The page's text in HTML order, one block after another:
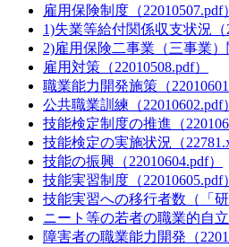
雇用保険制度（22010507.pdf）
1)失業等給付関係収支状況（
2)雇用保険二事業（三事業
雇用対策（22010508.pdf）
職業能力開発施策（
公共職業訓練（22010602.pdf）
技能検定制度の推進（
技能検定の実施状況（
技能の振興（22010604.pdf）
技能実習制度（22010605.pdf）
技能実習への移行者数（「
ニート等の若者の職業的自立
障害者の職業能力開発（